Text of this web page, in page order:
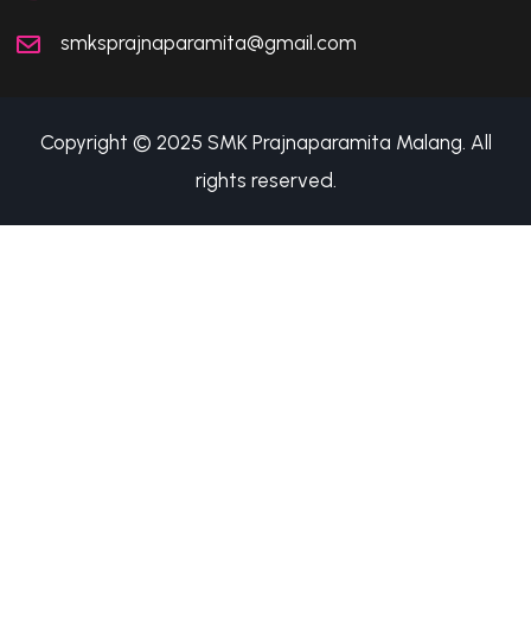
smksprajnaparamita@gmail.com
Copyright © 2025 SMK Prajnaparamita Malang. All
rights reserved.